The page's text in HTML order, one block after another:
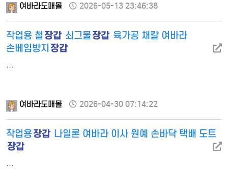
여바라도매몰 2026-05-13 23:46:38
작업용 철 장갑 쇠그물장갑 육가공 채칼 여바라
손베임방지 장갑
…
여바라도매몰 2026-04-30 07:14:22
작업용장갑 나일론 여바라 이사 원예 손바닥 택배 도트
장갑
…